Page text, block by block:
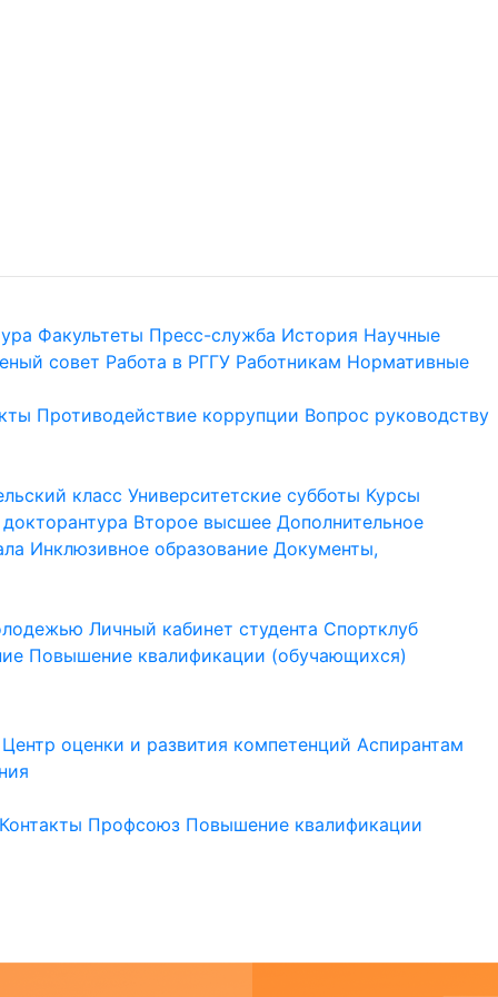
Факультеты Пресс-служба История Научные
совет Работа в РГГУ Работникам Нормативные
Противодействие коррупции Вопрос руководству
класс Университетские субботы Курсы
Второе высшее Дополнительное
Инклюзивное образование Документы,
Личный кабинет студента Спортклуб
Повышение квалификации (обучающихся)
Центр оценки и развития компетенций Аспирантам
Контакты Профсоюз Повышение квалификации